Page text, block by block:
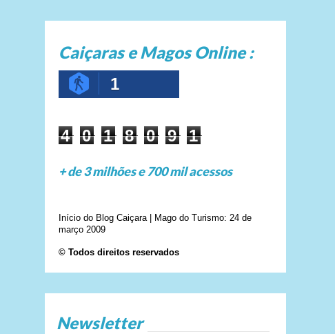
Caiçaras e Magos Online :
1
4 0 1 8 0 9 1
+ de 3 milhões e 700 mil acessos
Início do Blog Caiçara | Mago do Turismo: 24 de
março 2009
© Todos direitos reservados
Newsletter